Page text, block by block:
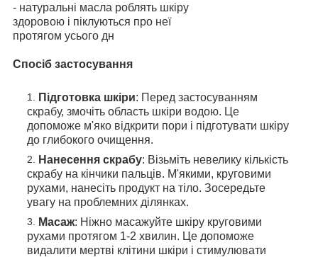
- натуральні масла роблять шкіру
здоровою і піклуються про неї
протягом усього дн
Спосіб застосування
Підготовка шкіри: Перед застосуванням
скрабу, змочіть область шкіри водою. Це
допоможе м'яко відкрити пори і підготувати шкіру
до глибокого очищення.
Нанесення скрабу: Візьміть невелику кількість
скрабу на кінчики пальців. М'якими, круговими
рухами, нанесіть продукт на тіло. Зосередьте
увагу на проблемних ділянках.
Масаж: Ніжно масажуйте шкіру круговими
рухами протягом 1-2 хвилин. Це допоможе
видалити мертві клітини шкіри і стимулювати